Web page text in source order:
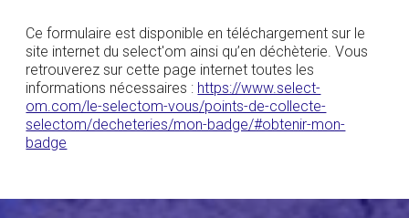
Ce formulaire est disponible en téléchargement sur le
site internet du select'om ainsi qu’en déchèterie. Vous
retrouverez sur cette page internet toutes les
informations nécessaires : https://www.select-
om.com/le-selectom-vous/points-de-collecte-
selectom/decheteries/mon-badge/#obtenir-mon-
badge